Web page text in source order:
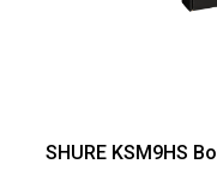
SHURE KSM9HS